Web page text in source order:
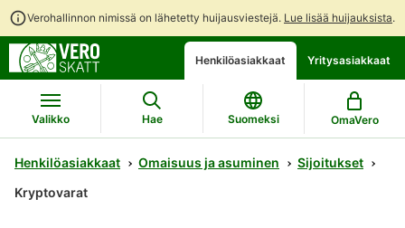
Verohallinnon nimissä on lähetetty huijausviestejä. Lue lisää huijauksista.
Siirry
suoraan
sisältöön
Siirry
koko
sivuston
hakuun
Avaa
chattibotin
keskustelu
Henkilöasiakkaat Yritysasiakkaat
Valikko Hae Suomeksi OmaVero
Henkilöasiakkaat Omaisuus ja asuminen
Sijoitukset
Kryptovarat